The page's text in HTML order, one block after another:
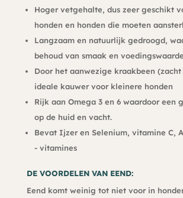
Hoger vetgehalte, dus zeer geschikt
honden en honden die moeten
Langzaam en natuurlijk gedroogd,
behoud van smaak en
Door het aanwezige kraakbeen (zacht
ideale kauwer voor kleinere honden
Rijk aan Omega 3 en 6 waardoor een
op de huid en vacht.
Bevat Ijzer en Selenium, vitamine C,
- vitamines
DE VOORDELEN VAN EEND:
Eend komt weinig tot niet voor in